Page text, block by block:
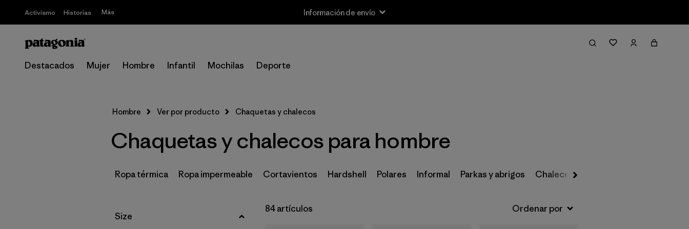
Activismo Historias Más Información de envío
Destacados Mujer Hombre Infantil Mochilas Deporte
Filtrar y ordenar
M (80)
L (81)
Hombre Ver por producto Chaquetas y chalecos
Chaquetas y chalecos para hombre
Ropa térmica Ropa impermeable Cortavientos Hardshell Polares Informal Parkas y abrigos Chalecos
Filtrar por
Size
84 artículos